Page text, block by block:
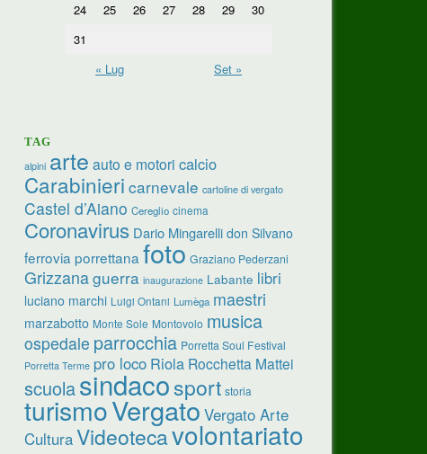
24
25 26 27 28 29
30
31
« Lug
Set »
TAG
alpini arte auto e motori calcio
Carabinieri carnevale cartoline di vergato
Castel d’Aiano Cereglio cinema
Coronavirus Dario Mingarelli don Silvano
ferrovia porrettana foto Graziano Pederzani
Grizzanaguerra inaugurazione Labante libri
luciano marchi Luigi Ontani Lumèga maestri
marzabotto Monte Sole Montovolo musica
ospedale parrocchia Porretta Soul Festival
Porretta Terme pro loco Riola Rocchetta Mattei
scuolasindacosport storia
turismoVergato Vergato Arte
CulturaVideotecavolontariato